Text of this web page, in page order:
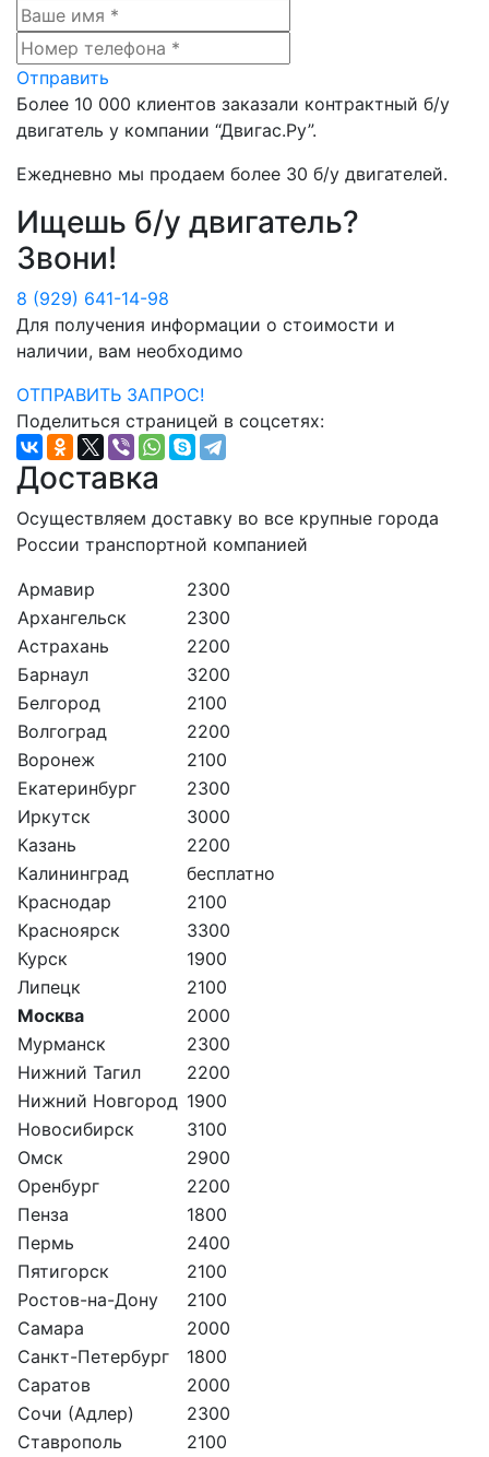
Отправить
Более 10 000 клиентов заказали контрактный б/у
двигатель у компании “Двигас.Ру”.
Ежедневно мы продаем более 30 б/у двигателей.
Ищешь б/у двигатель?
Звони!
8 (929) 641-14-98
Для получения информации о стоимости и
наличии, вам необходимо
ОТПРАВИТЬ ЗАПРОС!
Поделиться страницей в соцсетях:
Доставка
Осуществляем доставку во все крупные города
России транспортной компанией
Армавир
2300
Архангельск
2300
Астрахань
2200
Барнаул
3200
Белгород
2100
Волгоград
2200
Воронеж
2100
Екатеринбург
2300
Иркутск
3000
Казань
2200
Калининград
бесплатно
Краснодар
2100
Красноярск
3300
Курск
1900
Липецк
2100
Москва
2000
Мурманск
2300
Нижний Тагил
2200
Нижний Новгород 1900
Новосибирск
3100
Омск
2900
Оренбург
2200
Пенза
1800
Пермь
2400
Пятигорск
2100
Ростов-на-Дону
2100
Самара
2000
Санкт-Петербург
1800
Саратов
2000
Сочи (Адлер)
2300
Ставрополь
2100